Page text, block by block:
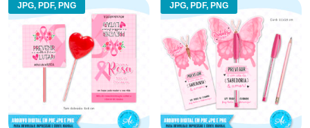
JPG, PDF, PNG JPG, PDF, PNG